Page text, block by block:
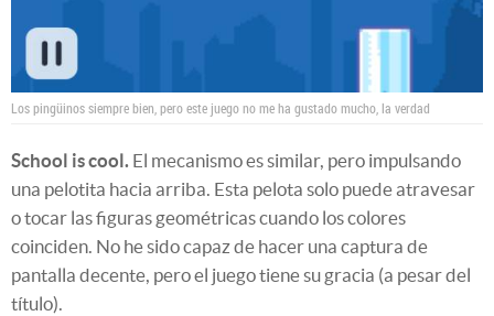
Los pingüinos siempre bien, pero este juego no me ha gustado mucho, la verdad
School is cool. El mecanismo es similar, pero impulsando
una pelotita hacia arriba. Esta pelota solo puede atravesar
o tocar las figuras geométricas cuando los colores
coinciden. No he sido capaz de hacer una captura de
pantalla decente, pero el juego tiene su gracia (a pesar del
título).